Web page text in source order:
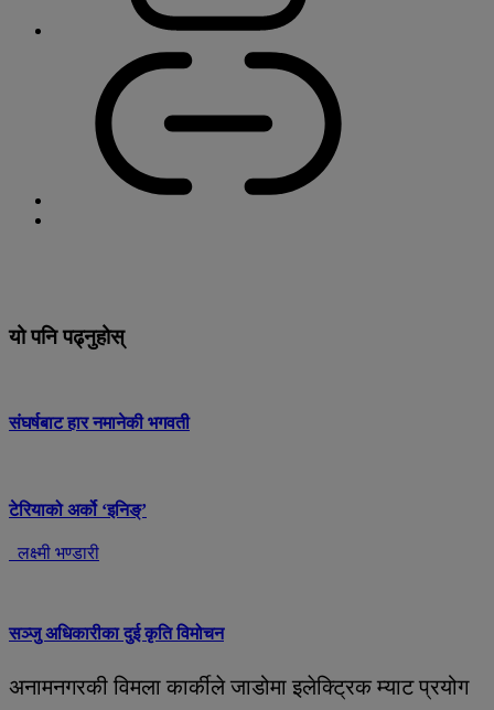
यो पनि पढ्नुहोस्
संघर्षबाट हार नमानेकी भगवती
टेरियाको अर्को ‘इनिङ्’
लक्ष्मी भण्डारी
सञ्जु अधिकारीका दुई कृति विमोचन
अनामनगरकी विमला कार्कीले जाडोमा इलेक्ट्रिक म्याट प्रयोग